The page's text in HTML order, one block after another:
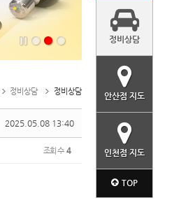
정비상담 정비상담
2025.05.08 13:40
조회 수 4
정비상담
안산점 지도
인천점 지도
TOP